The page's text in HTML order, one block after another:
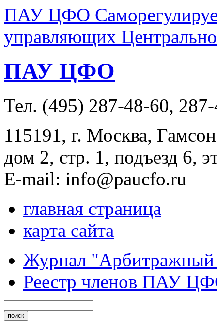
ПАУ ЦФО
управляющих
ПАУ ЦФО
Тел. (495) 287-48-60,
115191, г. Москва,
дом 2, стр. 1, подъезд 6,
E-mail: info@paucfo.ru
главная страница
карта сайта
Журнал
Реестр членов ПАУ